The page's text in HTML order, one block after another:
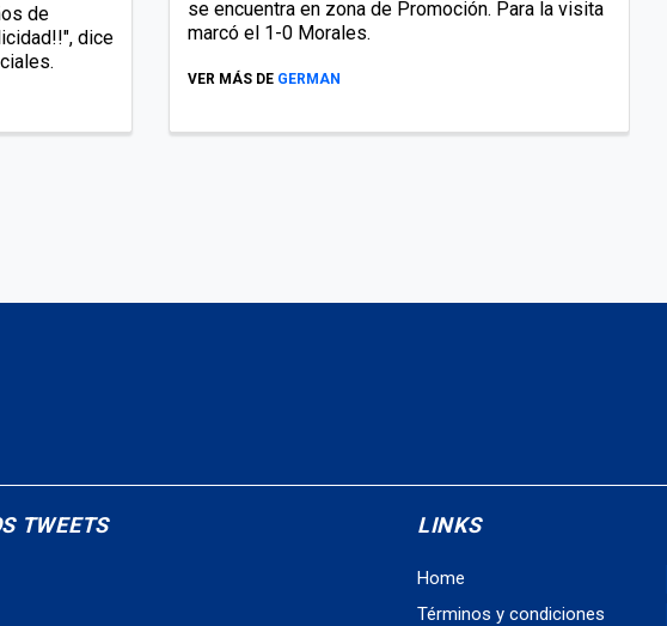
de
dice
se encuentra en zona de Promoción. Para la visita
marcó el 1-0 Morales.
VER MÁS DE GERMAN
TWEETS LINKS
Home
Términos y condiciones